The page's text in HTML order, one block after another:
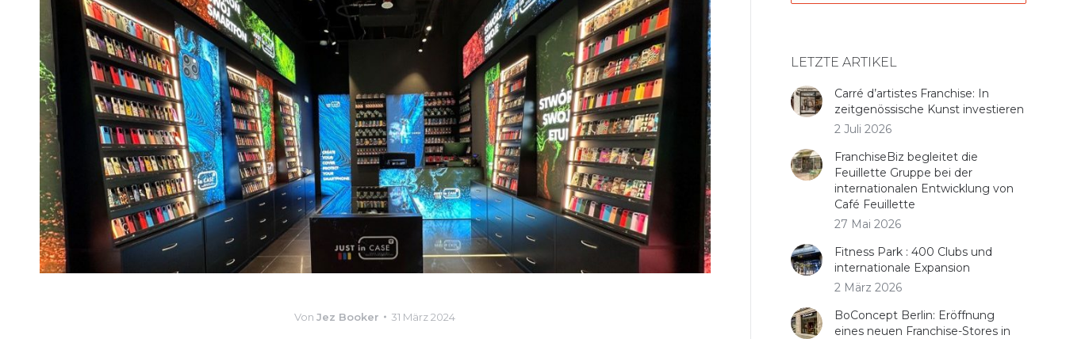
VonJez Booker 31 März 2024
LETZTE ARTIKEL
Carré d’artistes Franchise: In
zeitgenössische Kunst investieren
2 Juli 2026
FranchiseBiz begleitet die
Feuillette Gruppe bei der
internationalen Entwicklung von
Café Feuillette
27 Mai 2026
Fitness Park : 400 Clubs und
internationale Expansion
2 März 2026
BoConcept Berlin: Eröffnung
eines neuen Franchise-Stores in